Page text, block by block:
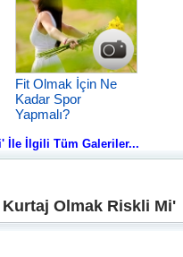
Fit Olmak İçin Ne
Kadar Spor
Yapmalı?
İle İlgili Tüm Galeriler...
Olmak Riskli Mi'